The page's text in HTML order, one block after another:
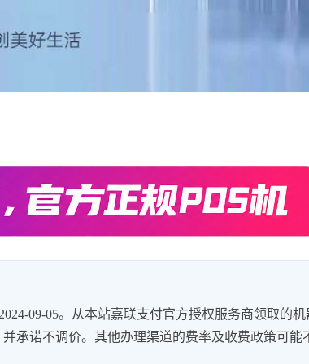
09-05。从本站嘉联支付官方授权服务商领取的机
承诺不调价。其他办理渠道的费率及收费政策可能